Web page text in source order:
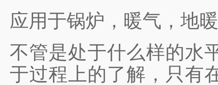
应用于锅炉，暖气，地
不管是处于什么样的水
于过程上的了解，只有